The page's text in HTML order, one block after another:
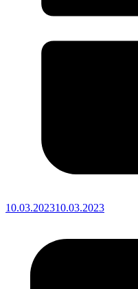
10.03.202310.03.2023